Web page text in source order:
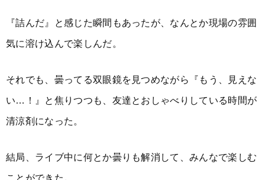
『詰んだ』と感じた瞬間もあったが、なんとか現場の雰囲
気に溶け込んで楽しんだ。
それでも、曇ってる双眼鏡を見つめながら『もう、見えな
い…！』と焦りつつも、友達とおしゃべりしている時間が
清涼剤になった。
結局、ライブ中に何とか曇りも解消して、みんなで楽しむ
ことができた。